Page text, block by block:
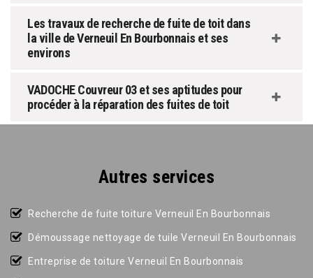
Les travaux de recherche de fuite de toit dans
la ville de Verneuil En Bourbonnais et ses
environs
VADOCHE Couvreur 03 et ses aptitudes pour
procéder à la réparation des fuites de toit
Autres services
Recherche de fuite toiture Verneuil En Bourbonnais
Démoussage nettoyage de tuile Verneuil En Bourbonnais
Entreprise de toiture Verneuil En Bourbonnais